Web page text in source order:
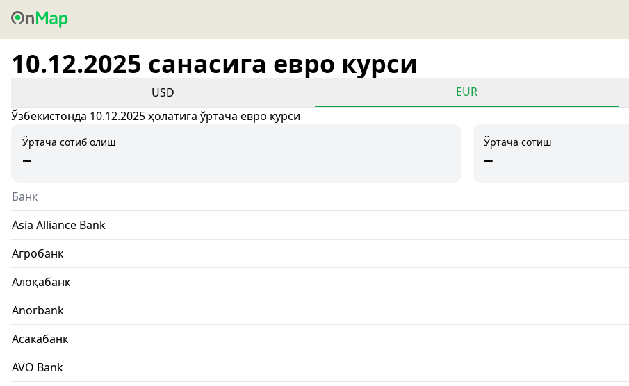
10.12.2025 санасига евро курси
USD EUR
Ўзбекистонда 10.12.2025 ҳолатига ўртача евро курси
Ўртача сотиб олиш
~
Ўртача сотиш
~
Банк
Asia Alliance Bank
Агробанк
Алоқабанк
Anorbank
Асакабанк
AVO Bank